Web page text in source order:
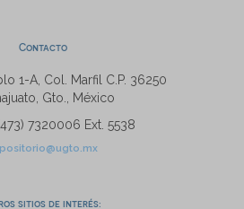
Contacto
1-A, Col. Marfil C.P. 36250
Gto., México
7320006 Ext. 5538
sitios de interés: